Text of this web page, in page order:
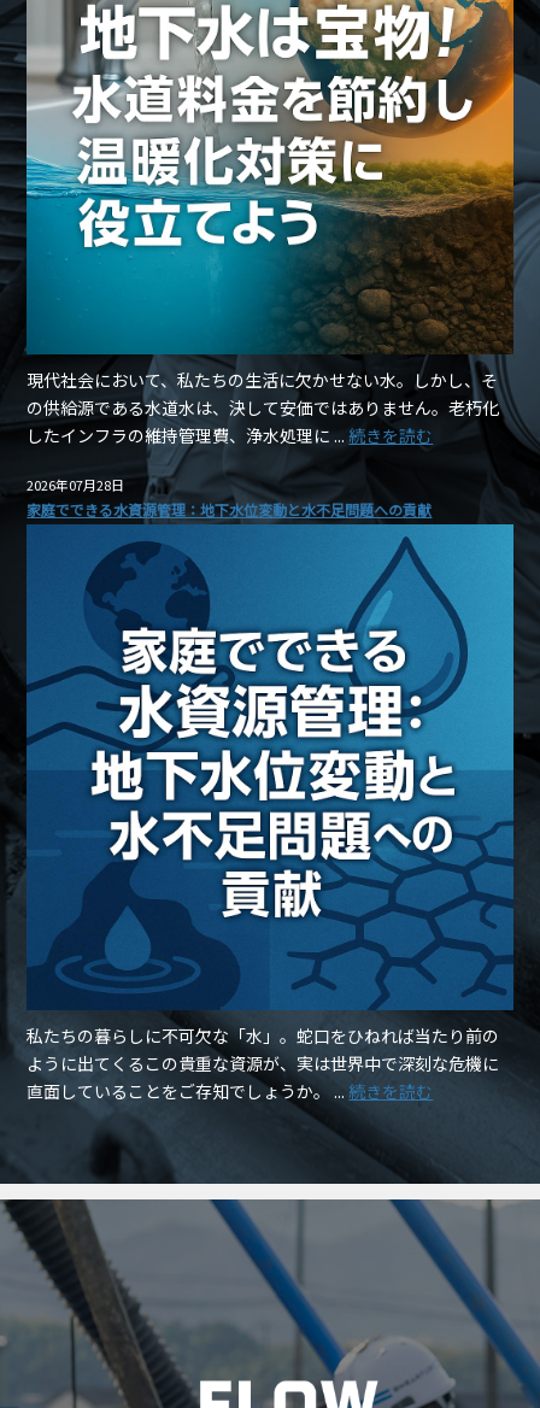
現代社会において、私たちの生活に欠かせない水。しかし、そ
の供給源である水道水は、決して安価ではありません。老朽化
したインフラの維持管理費、浄水処理に ...続きを読む
2026年07月28日
家庭でできる水資源管理：地下水位変動と水不足問題への貢献
私たちの暮らしに不可欠な「水」。蛇口をひねれば当たり前の
ように出てくるこの貴重な資源が、実は世界中で深刻な危機に
直面していることをご存知でしょうか。 ... 続きを読む